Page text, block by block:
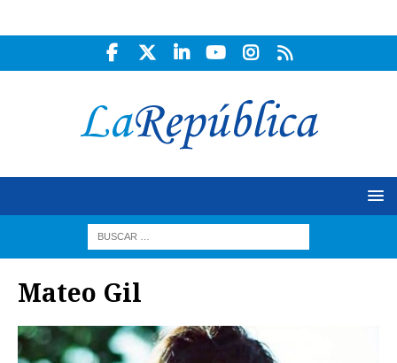
Mateo Gil